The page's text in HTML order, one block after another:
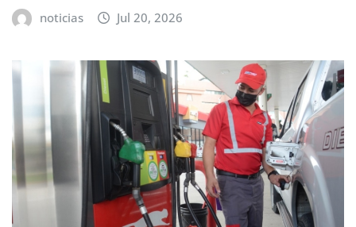
noticias Jul 20, 2026